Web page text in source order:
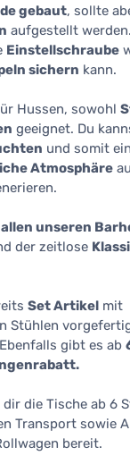
gebaut, sollte
aufgestellt
Einstellschraube
sichern kann.
Hussen, sowohl
geeignet. Du
und somit
Atmosphäre
allen unseren
der zeitlose
Set Artikel mit
Stühlen
gibt es ab
die Tische ab 6
Transport sowie
bereit.